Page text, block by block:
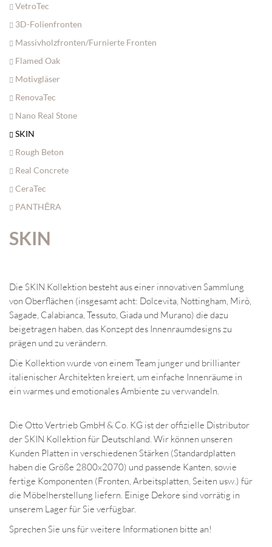
VetroTec
3D-Folienfronten
Massivholzfronten/Furnierte Fronten
Flamed Oak
Motivgläser
RenovaTec
Nano Real Stone
SKIN
Rough Beton
Real Concrete
CeraTec
PANTHĒRA
SKIN
Die SKIN Kollektion besteht aus einer innovativen Sammlung
von Oberflächen (insgesamt acht: Dolcevita, Nottingham, Mirò,
Sagade, Calabianca, Tessuto, Giada und Murano) die dazu
beigetragen haben, das Konzept des Innenraumdesigns zu
prägen und zu verändern.
Die Kollektion wurde von einem Team junger und brillianter
italienischer Architekten kreiert, um einfache Innenräume in
ein warmes und emotionales Ambiente zu verwandeln.
Die Otto Vertrieb GmbH & Co. KG ist der offizielle Distributor
der SKIN Kollektion für Deutschland. Wir können unseren
Kunden Platten in verschiedenen Stärken (Standardplatten
haben die Größe 2800x2070) und passende Kanten, sowie
fertige Komponenten (Fronten, Arbeitsplatten, Seiten usw.) für
die Möbelherstellung liefern. Einige Dekore sind vorrätig in
unserem Lager für Sie verfügbar.
Sprechen Sie uns für weitere Informationen bitte an!